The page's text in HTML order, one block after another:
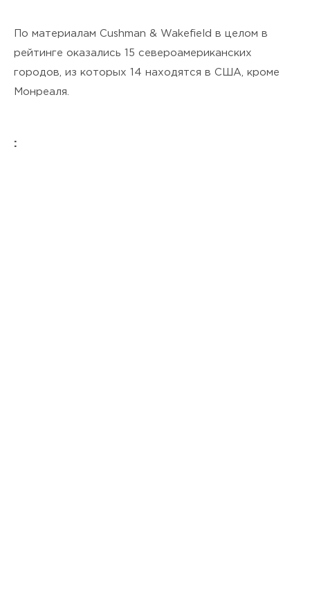
По материалам Cushman & Wakefield в целом в
рейтинге оказались 15 североамериканских
городов, из которых 14 находятся в США, кроме
Монреаля.
: